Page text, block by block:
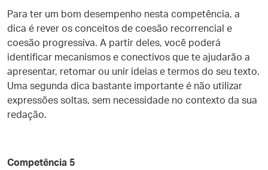
Para ter um bom desempenho nesta competência, a
dica é rever os conceitos de coesão recorrencial e
coesão progressiva. A partir deles, você poderá
identificar mecanismos e conectivos que te ajudarão a
apresentar, retomar ou unir ideias e termos do seu texto.
Uma segunda dica bastante importante é não utilizar
expressões soltas, sem necessidade no contexto da sua
redação.
Competência 5